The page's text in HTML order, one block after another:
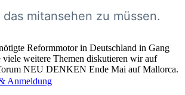
mitansehen zu müssen.
Reformmotor in Deutschland in Gang
weitere Themen diskutieren wir auf
NEU DENKEN Ende Mai auf Mallorca.
Anmeldung